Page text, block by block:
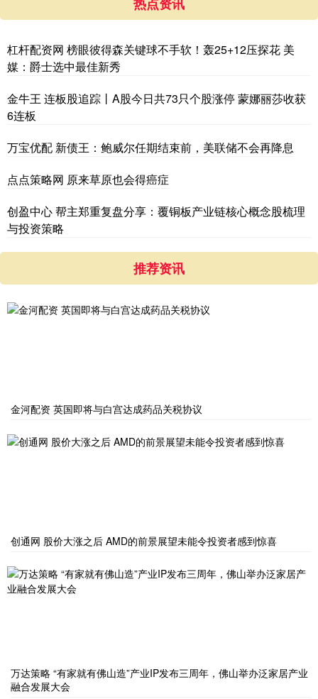
热点资讯
杠杆配资网 榜眼彼得森关键球不手软！轰25+12压探花 美
媒：爵士选中最佳新秀
金牛王 连板股追踪丨A股今日共73只个股涨停 蒙娜丽莎收获
6连板
万宝优配 新债王：鲍威尔任期结束前，美联储不会再降息
点点策略网 原来草原也会得癌症
创盈中心 帮主郑重复盘分享：覆铜板产业链核心概念股梳理
与投资策略
推荐资讯
金河配资 英国即将与白宫达成药品关税协议
创通网 股价大涨之后 AMD的前景展望未能令投资者感到惊喜
万达策略 “有家就有佛山造”产业IP发布三周年，佛山举办泛家居产业
融合发展大会